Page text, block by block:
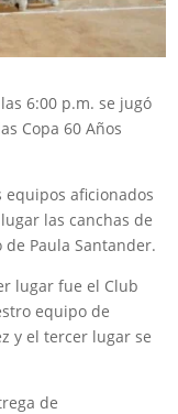
6:00 p.m. se jugó
Copa 60 Años
aficionados
las canchas de
Paula Santander.
lugar fue el Club
equipo de
y el tercer lugar se
de